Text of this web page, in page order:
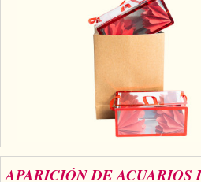
APARICIÓN DE ACUARIOS